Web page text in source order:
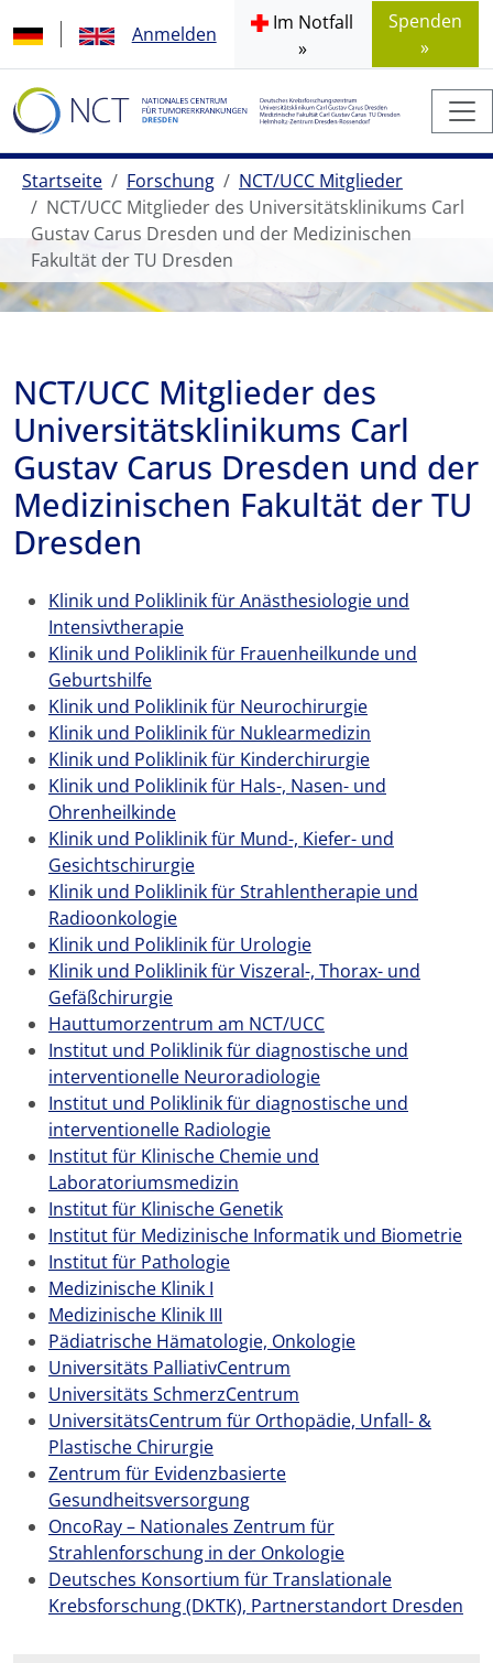
Anmelden
Im Notfall
»
Spenden
»
Startseite Forschung
NCT/UCC Mitglieder
NCT/UCC Mitglieder des Universitätsklinikums Carl
Gustav Carus Dresden und der Medizinischen
Fakultät der TU Dresden
NCT/UCC Mitglieder des
Universitätsklinikums Carl
Gustav Carus Dresden und der
Medizinischen Fakultät der TU
Dresden
Klinik und Poliklinik für Anästhesiologie und
Intensivtherapie
Klinik und Poliklinik für Frauenheilkunde und
Geburtshilfe
Klinik und Poliklinik für Neurochirurgie
Klinik und Poliklinik für Nuklearmedizin
Klinik und Poliklinik für Kinderchirurgie
Klinik und Poliklinik für Hals-, Nasen- und
Ohrenheilkinde
Klinik und Poliklinik für Mund-, Kiefer- und
Gesichtschirurgie
Klinik und Poliklinik für Strahlentherapie und
Radioonkologie
Klinik und Poliklinik für Urologie
Klinik und Poliklinik für Viszeral-, Thorax- und
Gefäßchirurgie
Hauttumorzentrum am NCT/UCC
Institut und Poliklinik für diagnostische und
interventionelle Neuroradiologie
Institut und Poliklinik für diagnostische und
interventionelle Radiologie
Institut für Klinische Chemie und
Laboratoriumsmedizin
Institut für Klinische Genetik
Institut für Medizinische Informatik und Biometrie
Institut für Pathologie
Medizinische Klinik I
Medizinische Klinik III
Pädiatrische Hämatologie, Onkologie
Universitäts PalliativCentrum
Universitäts SchmerzCentrum
UniversitätsCentrum für Orthopädie, Unfall- &
Plastische Chirurgie
Zentrum für Evidenzbasierte
Gesundheitsversorgung
OncoRay – Nationales Zentrum für
Strahlenforschung in der Onkologie
Deutsches Konsortium für Translationale
Krebsforschung (DKTK), Partnerstandort Dresden